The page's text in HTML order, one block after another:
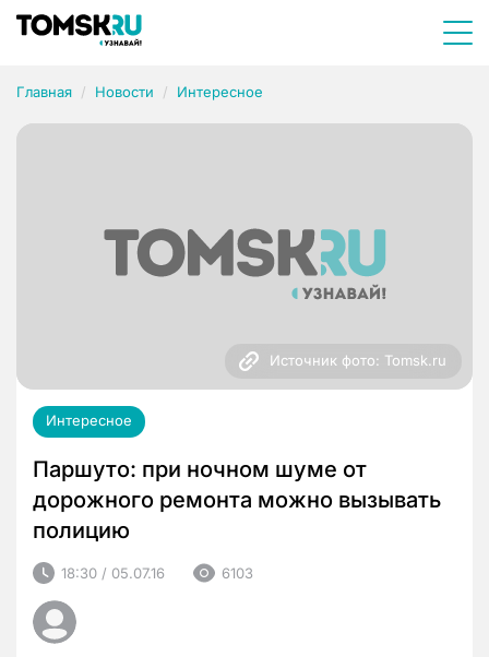
Главная Новости Интересное
Источник фото: Tomsk.ru
Интересное
Паршуто: при ночном шуме от
дорожного ремонта можно вызывать
полицию
18:30 / 05.07.16 6103